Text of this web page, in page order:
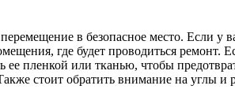
в безопасное место. Если у
где будет проводиться ремонт.
ее пленкой или тканью, чтобы
стоит обратить внимание на углы и